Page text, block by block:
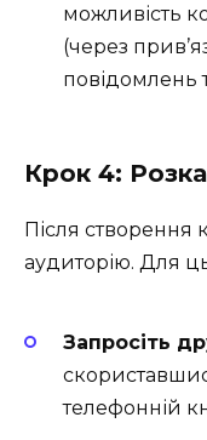
можливість
(через
повідомлень
Крок 4:
Після створення
аудиторію. Для
Запросіть
телефонній